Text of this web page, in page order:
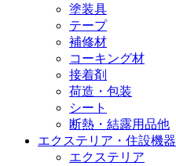
塗装具
テープ
補修材
コーキング材
接着剤
荷造・包装
シート
断熱・結露用品他
エクステリア・住設機器
エクステリア